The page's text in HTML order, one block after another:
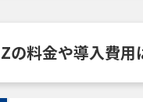
料金や導入費用